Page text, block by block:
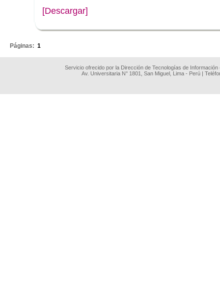
[Descargar]
Páginas: 1
Servicio ofrecido por la Dirección de Tecnologías de
Av. Universitaria N° 1801, San Miguel, Lima - Perú |